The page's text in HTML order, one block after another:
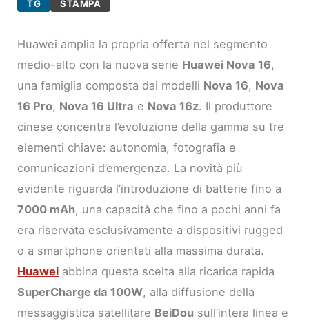
TG STAMPA
Huawei amplia la propria offerta nel segmento
medio-alto con la nuova serie Huawei Nova 16,
una famiglia composta dai modelli Nova 16, Nova
16 Pro, Nova 16 Ultra e Nova 16z. Il produttore
cinese concentra l’evoluzione della gamma su tre
elementi chiave: autonomia, fotografia e
comunicazioni d’emergenza. La novità più
evidente riguarda l’introduzione di batterie fino a
7000 mAh, una capacità che fino a pochi anni fa
era riservata esclusivamente a dispositivi rugged
o a smartphone orientati alla massima durata.
Huawei abbina questa scelta alla ricarica rapida
SuperCharge da 100W, alla diffusione della
messaggistica satellitare BeiDou sull’intera linea e